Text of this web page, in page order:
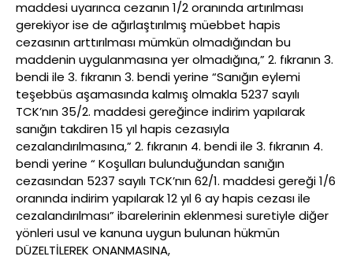
maddesi uyarınca cezanın 1/2 oranında artırılması
gerekiyor ise de ağırlaştırılmış müebbet hapis
cezasının arttırılması mümkün olmadığından bu
maddenin uygulanmasına yer olmadığına,” 2. fıkranın 3.
bendi ile 3. fıkranın 3. bendi yerine “Sanığın eylemi
teşebbüs aşamasında kalmış olmakla 5237 sayılı
TCK’nın 35/2. maddesi gereğince indirim yapılarak
sanığın takdiren 15 yıl hapis cezasıyla
cezalandırılmasına,” 2. fıkranın 4. bendi ile 3. fıkranın 4.
bendi yerine “ Koşulları bulunduğundan sanığın
cezasından 5237 sayılı TCK’nın 62/1. maddesi gereği 1/6
oranında indirim yapılarak 12 yıl 6 ay hapis cezası ile
cezalandırılması” ibarelerinin eklenmesi suretiyle diğer
yönleri usul ve kanuna uygun bulunan hükmün
DÜZELTİLEREK ONANMASINA,